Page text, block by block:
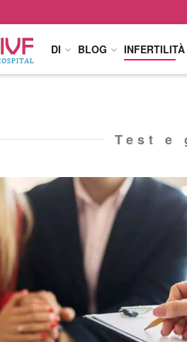
DI BLOG INFERTILITÀ
Test e